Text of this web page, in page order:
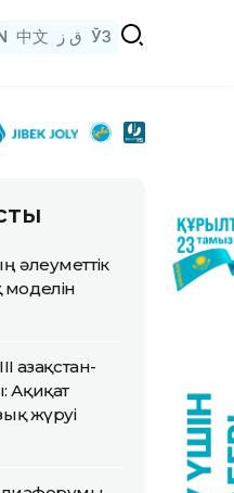
中文 ق ز ЎЗ
әлеуметтік
Қазақстан-
Ақиқат
жүруі